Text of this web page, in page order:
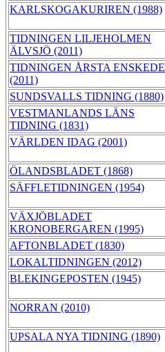
KARLSKOGAKURIREN (1988)
TIDNINGEN LILJEHOLMEN
ÄLVSJÖ (2011)
TIDNINGEN ÅRSTA ENSKEDE
(2011)
SUNDSVALLS TIDNING (1880)
VESTMANLANDS LÄNS
TIDNING (1831)
VÄRLDEN IDAG (2001)
ÖLANDSBLADET (1868)
SÄFFLETIDNINGEN (1954)
VÄXJÖBLADET
KRONOBERGAREN (1995)
AFTONBLADET (1830)
LOKALTIDNINGEN (2012)
BLEKINGEPOSTEN (1945)
NORRAN (2010)
UPSALA NYA TIDNING (1890)